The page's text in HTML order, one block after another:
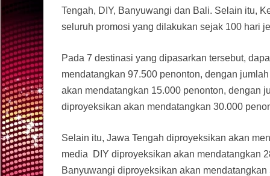
Tengah, DIY, Banyuwangi dan Bali. Selain itu,
seluruh promosi yang dilakukan sejak 100 hari
Pada 7 destinasi yang dipasarkan tersebut,
mendatangkan 97.500 penonton, dengan
akan mendatangkan 15.000 penonton, dengan
diproyeksikan akan mendatangkan 30.000
Selain itu, Jawa Tengah diproyeksikan akan
media DIY diproyeksikan akan mendatangkan
Banyuwangi diproyeksikan akan